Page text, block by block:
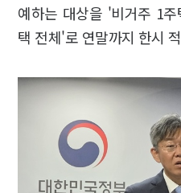
예하는 대상을 '비거주 1
택 전체'로 연말까지 한시